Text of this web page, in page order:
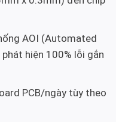
AOI (Automated
hiện 100% lỗi gắn
PCB/ngày tùy theo